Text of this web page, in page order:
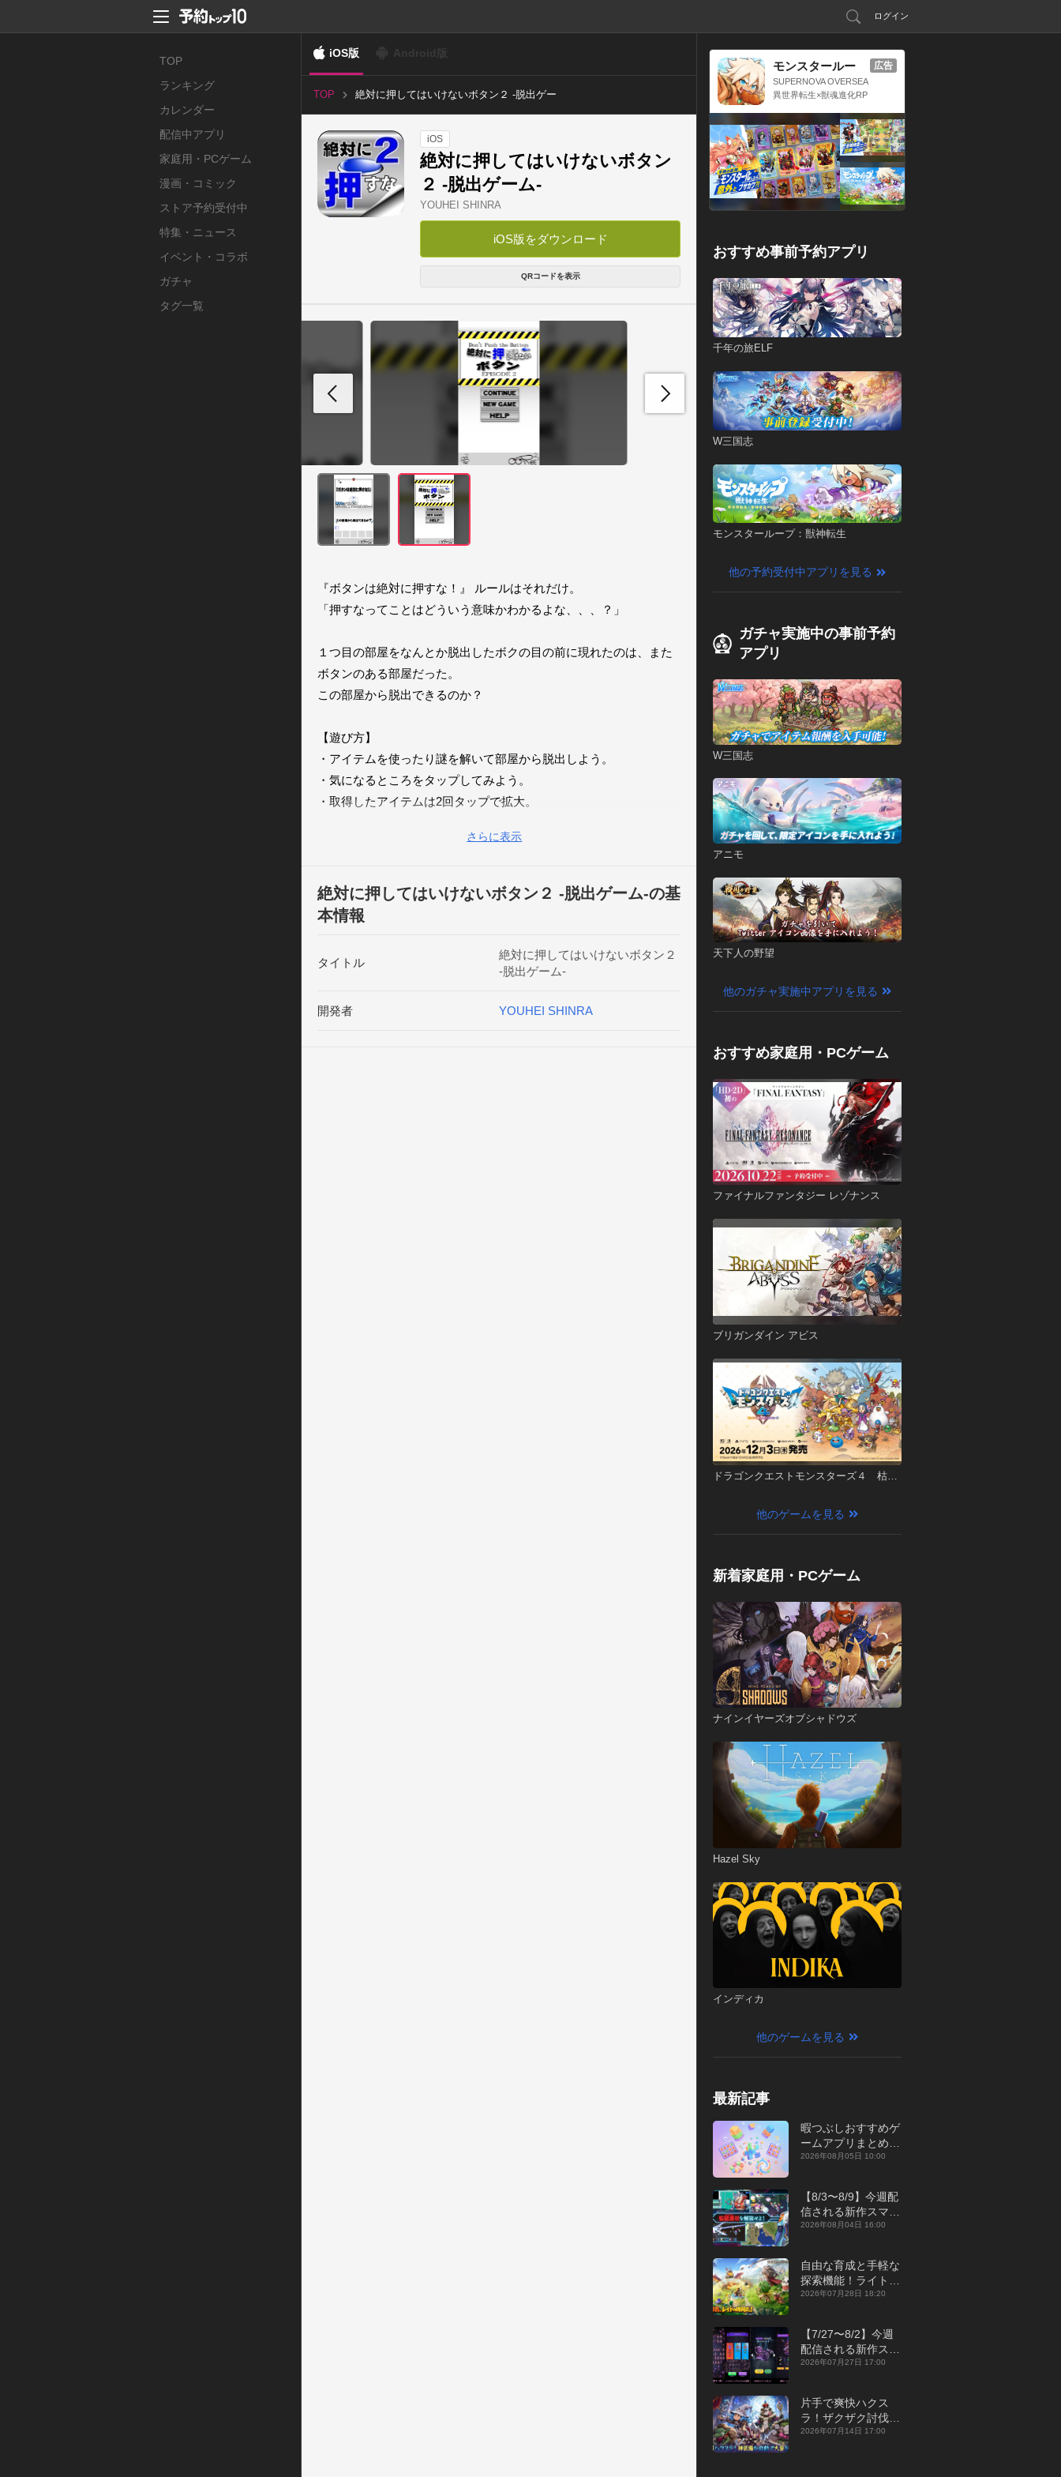
ログイン
TOP
ランキング
カレンダー
配信中アプリ
家庭用・PCゲーム
漫画・コミック
ストア予約受付中
特集・ニュース
イベント・コラボ
ガチャ
タグ一覧
iOS版
TOP
絶対に押してはいけないボタン２ -脱出ゲー
iOS
絶対に押してはいけないボタン
２ -脱出ゲーム-
YOUHEI SHINRA
iOS版をダウンロード
QRコードを表示
『ボタンは絶対に押すな！』 ルールはそれだけ。
「押すなってことはどういう意味かわかるよな、、、？」
１つ目の部屋をなんとか脱出したボクの目の前に現れたのは、また
ボタンのある部屋だった。
この部屋から脱出できるのか？
【遊び方】
・アイテムを使ったり謎を解いて部屋から脱出しよう。
・気になるところをタップしてみよう。
・取得したアイテムは2回タップで拡大。
・難易度低めで短い時間でクリアできるので、暇つぶしに最適の脱
出ゲーム。
さらに表示
絶対に押してはいけないボタン２ -脱出ゲーム-の基
本情報
タイトル
絶対に押してはいけないボタン２
-脱出ゲーム-
開発者 YOUHEI SHINRA
モンスタールー
プ：獣神転生
SUPERNOVA OVERSEA
S LIMITED
異世界転生×獣魂進化RP
広告
おすすめ事前予約アプリ
千年の旅ELF
W三国志
モンスターループ：獣神転生
他の予約受付中アプリを見る
ガチャ実施中の事前予約
アプリ
W三国志
アニモ
天下人の野望
他のガチャ実施中アプリを見る
おすすめ家庭用・PCゲーム
ファイナルファンタジー レゾナンス
ブリガンダイン アビス
ドラゴンクエストモンスターズ４ 枯れ
他のゲームを見る
新着家庭用・PCゲーム
ナインイヤーズオブシャドウズ
Hazel Sky
インディカ
他のゲームを見る
最新記事
暇つぶしおすすめゲ
ームアプリまとめ｜
オフライン対応あり
2026年08月05日 10:00
【8/3〜8/9】今週配
信される新作スマホ
ゲームをまとめてお
2026年08月04日 16:00
自由な育成と手軽な
探索機能！ライトカ
ジュアルMMORPG
P】
2026年07月28日 18:20
【7/27〜8/2】今週
配信される新作スマ
ホゲームをまとめて
2026年07月27日 17:00
片手で爽快ハクス
ラ！ザクザク討伐し
て神装備を集める放
2026年07月14日 17:00